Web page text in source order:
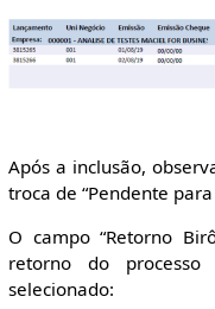
Após a inclusão,
troca de “Pendente para
O campo “Retorno
retorno do
selecionado: